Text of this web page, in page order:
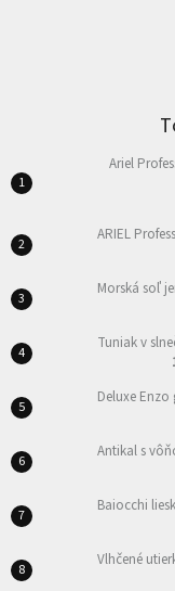
Ariel
ARIEL
Morská soľ
Tuniak v
Deluxe Enzo
Antikal s
Baiocchi
Vlhčené